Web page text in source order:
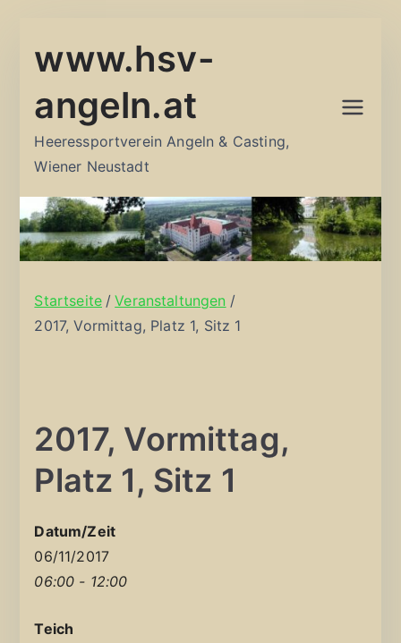
Inhalt
www.hsv-
angeln.at
Heeressportverein Angeln & Casting,
Wiener Neustadt
Startseite
Veranstaltungen
2017, Vormittag, Platz 1, Sitz 1
2017, Vormittag,
Platz 1, Sitz 1
Datum/Zeit
06/11/2017
06:00 - 12:00
Teich